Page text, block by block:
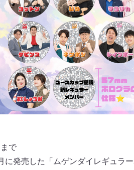
で
に発売した「ムゲンダイレギュラ